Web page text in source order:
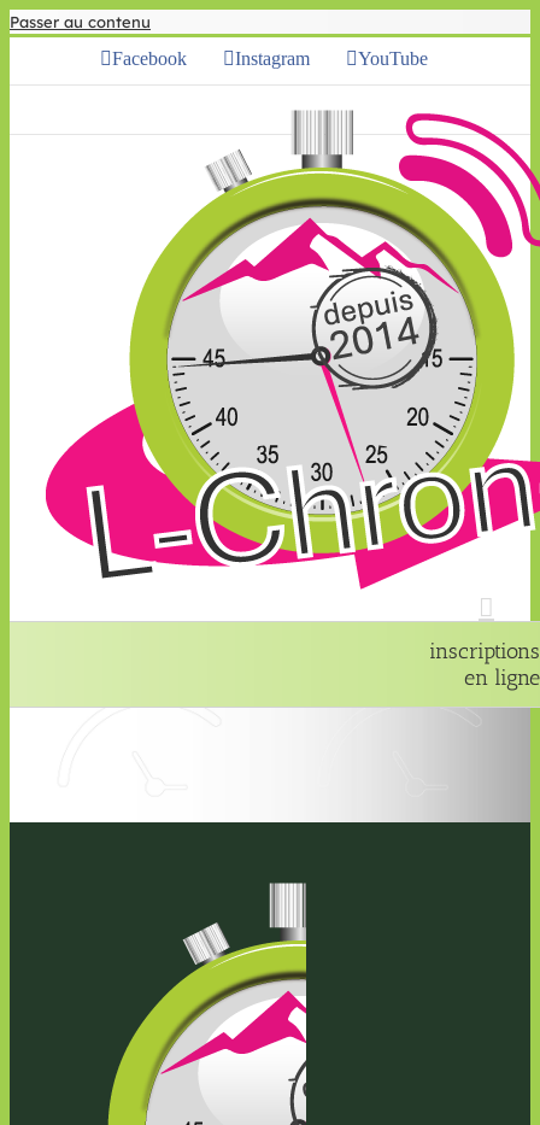
Passer au contenu
Facebook Instagram YouTube
inscriptions
en ligne